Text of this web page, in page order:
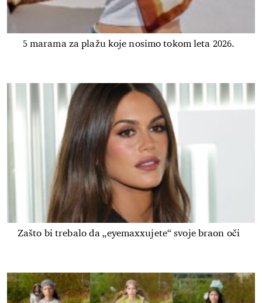
5 marama za plažu koje nosimo tokom leta 2026.
Zašto bi trebalo da „eyemaxxujete“ svoje braon oči